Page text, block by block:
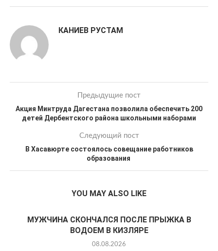
КАНИЕВ РУСТАМ
Предыдущие пост
Акция Минтруда Дагестана позволила обеспечить 200
детей Дербентского района школьными наборами
Следующий пост
В Хасавюрте состоялось совещание работников
образования
YOU MAY ALSO LIKE
МУЖЧИНА СКОНЧАЛСЯ ПОСЛЕ ПРЫЖКА В
ВОДОЕМ В КИЗЛЯРЕ
08.08.2026